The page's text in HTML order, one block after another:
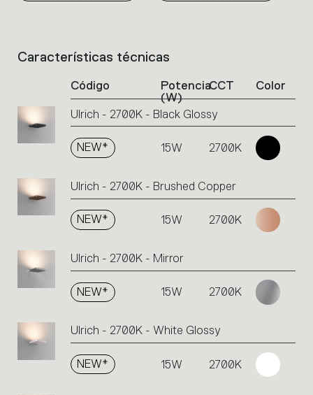
List
Click
on
the
or
icons
to
action.
Características técnicas
Código
Potencia
(W)
CCT Color
Ulrich - 2700K - Black Glossy
NEW* 15W 2700K
Ulrich - 2700K - Brushed Copper
NEW* 15W 2700K
Ulrich - 2700K - Mirror
NEW* 15W 2700K
Ulrich - 2700K - White Glossy
NEW* 15W 2700K